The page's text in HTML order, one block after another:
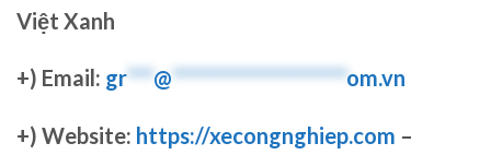
Việt Xanh
+) Email: gr***@********************om.vn
+) Website: https://xecongnghiep.com –